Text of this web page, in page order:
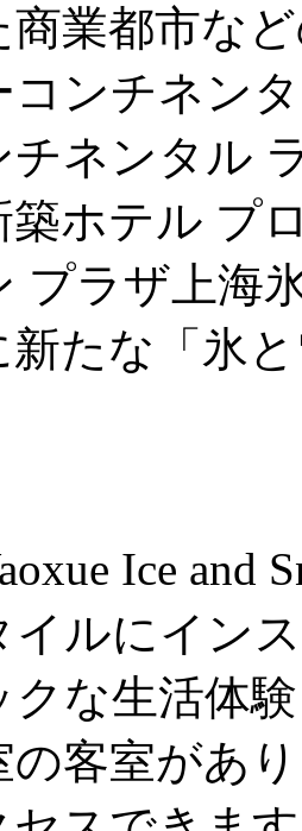
商業都市な
コンチネン
チネンタル
築ホテル プ
プラザ上海
新たな「氷
Ice and
イルにイン
クな生活体
の客室があ